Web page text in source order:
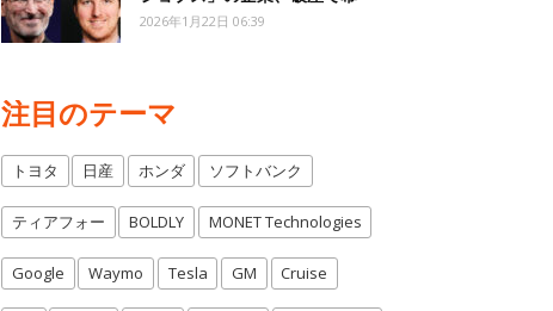
2026年1月22日 06:39
注目のテーマ
トヨタ 日産 ホンダ ソフトバンク
ティアフォー BOLDLY MONET Technologies
Google Waymo Tesla GM Cruise